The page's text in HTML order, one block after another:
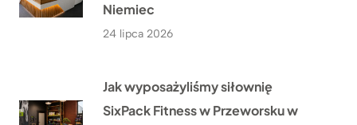
Niemiec
24 lipca 2026
Jak wyposażyliśmy siłownię
SixPack Fitness w Przeworsku w